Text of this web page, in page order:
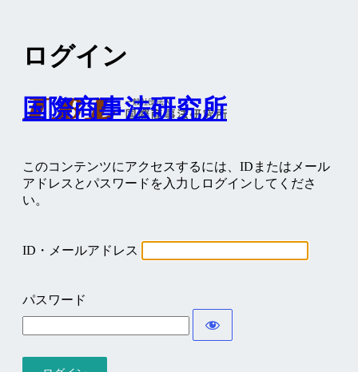
ログイン
国際商事法研究所
このコンテンツにアクセスするには、IDまたはメール
アドレスとパスワードを入力しログインしてくださ
い。
ID・メールアドレス
パスワード